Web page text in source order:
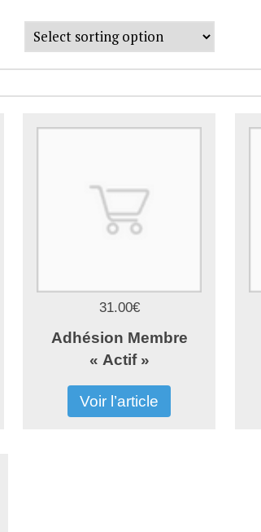
31.00€
Adhésion Membre
« Actif »
Voir l’article